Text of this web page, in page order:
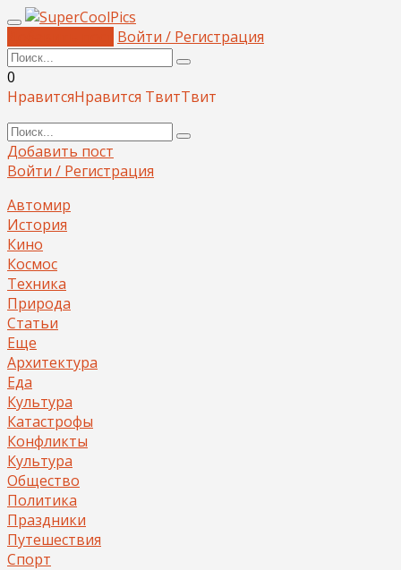
Войти / Регистрация
0
НравитсяНравится ТвитТвит
Добавить пост
Войти / Регистрация
Автомир
История
Кино
Космос
Техника
Природа
Статьи
Еще
Архитектура
Еда
Культура
Катастрофы
Конфликты
Культура
Общество
Политика
Праздники
Путешествия
Спорт